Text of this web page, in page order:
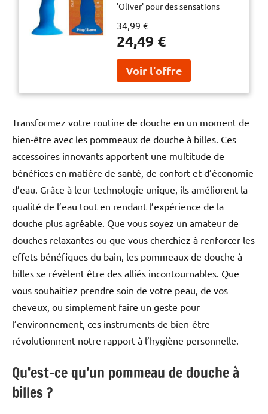
'Oliver' pour des sensations
utilisation grâce à ses billes
rotatives. Les avantages
:VentouseWaterproofSans
PhtalateSilicone au toucher
douxFlexible Fabriqué en
cmTaille d'insertion : 16
cmDiamètre de la ventouse : 8
cmPoids : 254g
34,99 €
24,49 €
Transformez votre routine de douche en un moment de
bien-être avec les pommeaux de douche à billes. Ces
accessoires innovants apportent une multitude de
bénéfices en matière de santé, de confort et d’économie
d’eau. Grâce à leur technologie unique, ils améliorent la
qualité de l’eau tout en rendant l’expérience de la
douche plus agréable. Que vous soyez un amateur de
douches relaxantes ou que vous cherchiez à renforcer les
effets bénéfiques du bain, les pommeaux de douche à
billes se révèlent être des alliés incontournables. Que
vous souhaitiez prendre soin de votre peau, de vos
cheveux, ou simplement faire un geste pour
l’environnement, ces instruments de bien-être
révolutionnent notre rapport à l’hygiène personnelle.
Qu’est-ce qu’un pommeau de douche à
billes ?